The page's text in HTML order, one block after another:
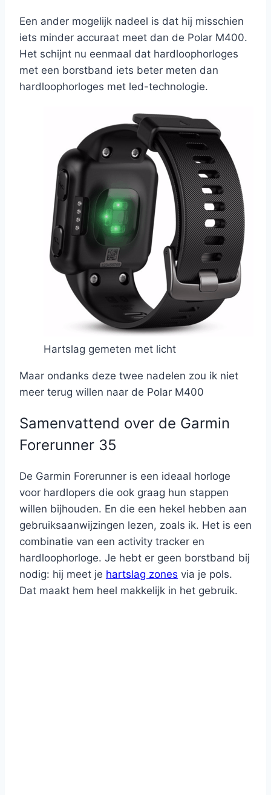
Een ander mogelijk nadeel is dat hij misschien
iets minder accuraat meet dan de Polar M400.
Het schijnt nu eenmaal dat hardloophorloges
met een borstband iets beter meten dan
hardloophorloges met led-technologie.
Hartslag gemeten met licht
Maar ondanks deze twee nadelen zou ik niet
meer terug willen naar de Polar M400
Samenvattend over de Garmin
Forerunner 35
De Garmin Forerunner is een ideaal horloge
voor hardlopers die ook graag hun stappen
willen bijhouden. En die een hekel hebben aan
gebruiksaanwijzingen lezen, zoals ik. Het is een
combinatie van een activity tracker en
hardloophorloge. Je hebt er geen borstband bij
nodig: hij meet je hartslag zones via je pols.
Dat maakt hem heel makkelijk in het gebruik.